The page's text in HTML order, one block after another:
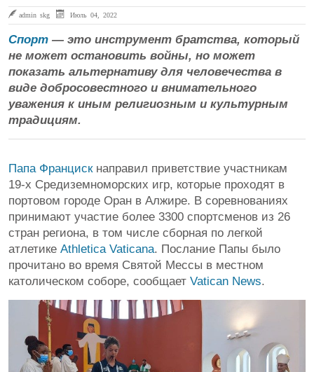
admin skg Июль 04, 2022
Спорт — это инструмент братства, который
не может остановить войны, но может
показать альтернативу для человечества в
виде добросовестного и внимательного
уважения к иным религиозным и культурным
традициям.
Папа Францискнаправил приветствие участникам
19-х Средиземноморских игр, которые проходят в
портовом городе Оран в Алжире. В соревнованиях
принимают участие более 3300 спортсменов из 26
стран региона, в том числе сборная по легкой
атлетике Athletica Vaticana. Послание Папы было
прочитано во время Святой Мессы в местном
католическом соборе, сообщает Vatican News.